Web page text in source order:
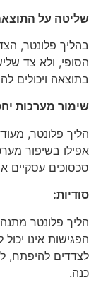
שליטה על
בהליך פלונטר,
הסופי, ולא צד
בתוצאה ויכולים
שימור מערכות
הליך פלונטר,
אפילו בשיפור
סכסוכים עסקיים
סודיות:
הליך פלונטר
הפגישות אינו
לצדדים להיפתח,
כנה.